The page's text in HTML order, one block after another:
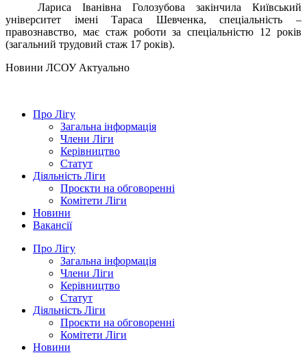
Лариса Іванівна Голозубова закінчила Київський
університет імені Тараса Шевченка, спеціальність –
правознавство, має стаж роботи за
спеціальністю 12 років
(загальний трудовий стаж 17 років).
Hовини ЛСОУ Актуально
Про Лігу
Загальна інформація
Члени Ліги
Керівництво
Статут
Діяльність Ліги
Проєкти на обговоренні
Комітети Ліги
Новини
Вакансії
Про Лігу
Загальна інформація
Члени Ліги
Керівництво
Статут
Діяльність Ліги
Проєкти на обговоренні
Комітети Ліги
Новини